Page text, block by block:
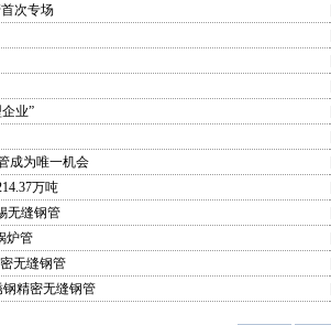
次专场
业”
成为唯一机会
万吨
无缝钢管
炉管
无缝钢管
精密无缝钢管